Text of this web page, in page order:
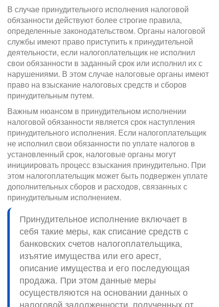
В случае принудительного исполнения налоговой
обязанности действуют более строгие правила,
определенные законодательством. Органы налоговой
службы имеют право приступить к принудительной
деятельности, если налогоплательщик не исполнил
свои обязанности в заданный срок или исполнил их с
нарушениями. В этом случае налоговые органы имеют
право на взыскание налоговых средств и сборов
принудительным путем.
Важным нюансом в принудительном исполнении
налоговой обязанности является срок наступления
принудительного исполнения. Если налогоплательщик
не исполнил свои обязанности по уплате налогов в
установленный срок, налоговые органы могут
инициировать процесс взыскания принудительно. При
этом налогоплательщик может быть подвержен уплате
дополнительных сборов и расходов, связанных с
принудительным исполнением.
Принудительное исполнение включает в
себя такие меры, как списание средств с
банковских счетов налогоплательщика,
изъятие имущества или его арест,
описание имущества и его последующая
продажа. При этом данные меры
осуществляются на основании данных о
налоговой задолженности, полученных от